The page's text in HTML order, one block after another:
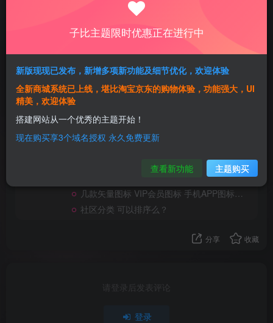
评分
欢迎为Ta评分
Mr.Liao?
这家伙很懒，什么都没有写...
怎么设置开通会员，自动推送一条系统消息？
我网站每个页面查看源代码 顶部都有一串不明白的代码
在论坛首页添加的置顶帖子模块怎么显示啊？
几款矢量图标 VIP会员图标 手机APP图标分享 PSD格式
社区分类 可以排序么？
分享 收藏
请登录后发表评论
登录
子比主题限时优惠正在进行中
新版现现已发布，新增多项新功能及细节优化，欢迎体验
全新商城系统已上线，堪比淘宝京东的购物体验，功能强大，UI
精美，欢迎体验
搭建网站从一个优秀的主题开始！
现在购买享3个域名授权 永久免费更新
查看新功能 主题购买